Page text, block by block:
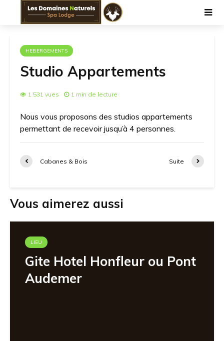
HEBERGEMENTS
Studio Appartements
1 531 vues 1 min de lecture
Nous vous proposons des studios appartements
permettant de recevoir jusqu’à 4 personnes.
Cabanes & Bois Suite
Vous aimerez aussi
LIEU
Gite Hotel Honfleur ou Pont
Audemer